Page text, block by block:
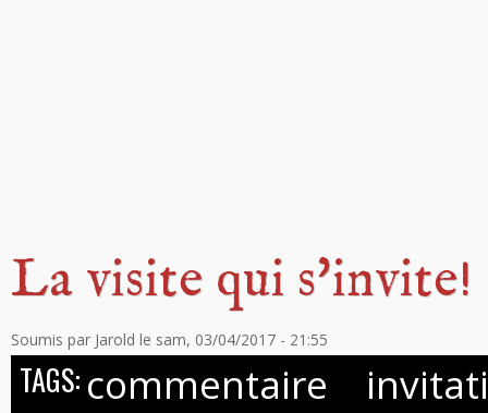
La visite qui s'invite!
Soumis par Jarold le sam, 03/04/2017 - 21:55
TAGS: commentaire